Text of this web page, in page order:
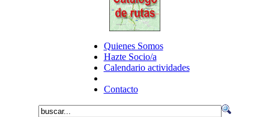
Quienes Somos
Hazte Socio/a
Calendario actividades
Contacto